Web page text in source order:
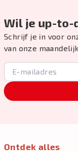
Wil je up-to-
Schrijf je in voor
van onze
Ontdek alles